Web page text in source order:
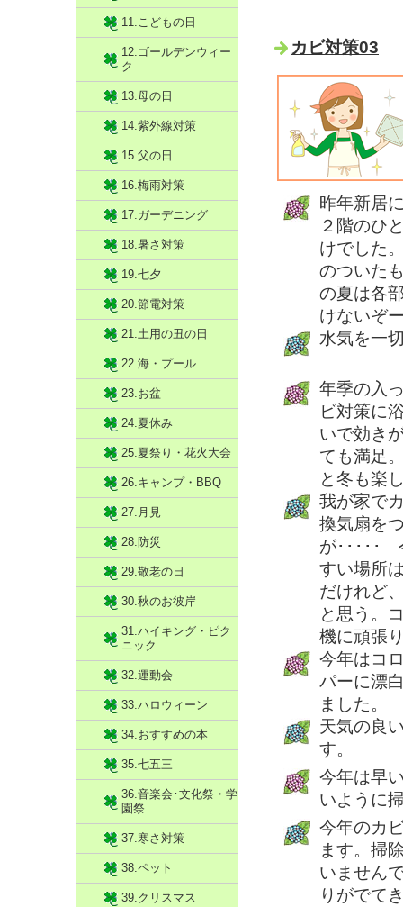
カビ対策03
昨年新居
２階のひ
けでした
のついた
の夏は各
けないぞ
水気を一
年季の入
ビ対策に
いで効き
ても満足
と冬も楽
我が家で
換気扇を
が･････
すい場所
だけれど
と思う。
機に頑張
今年はコ
パーに漂
ました。
天気の良
す。
今年は早
いように
今年のカ
ます。掃
いません
りがでて
11.こどもの日
12.ゴールデンウィー
ク
13.母の日
14.紫外線対策
15.父の日
16.梅雨対策
17.ガーデニング
18.暑さ対策
19.七夕
20.節電対策
21.土用の丑の日
22.海・プール
23.お盆
24.夏休み
25.夏祭り・花火大会
26.キャンプ・BBQ
27.月見
28.防災
29.敬老の日
30.秋のお彼岸
31.ハイキング・ピク
ニック
32.運動会
33.ハロウィーン
34.おすすめの本
35.七五三
36.音楽会･文化祭・学
園祭
37.寒さ対策
38.ペット
39.クリスマス